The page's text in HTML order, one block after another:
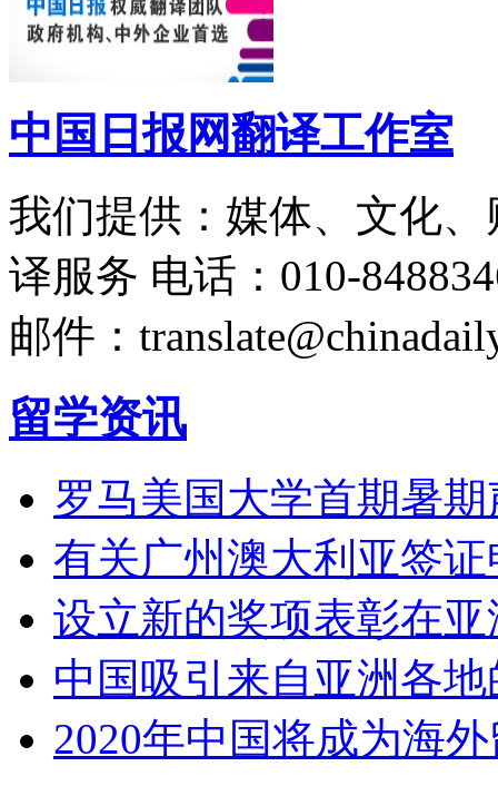
中国日报网翻译工作室
我们提供：媒体、文化
译服务 电话：010-
邮件：
留学资讯
罗马美国大学首期暑
有关广州澳大利亚签
设立新的奖项表彰在
中国吸引来自亚洲各
2020年中国将成为海